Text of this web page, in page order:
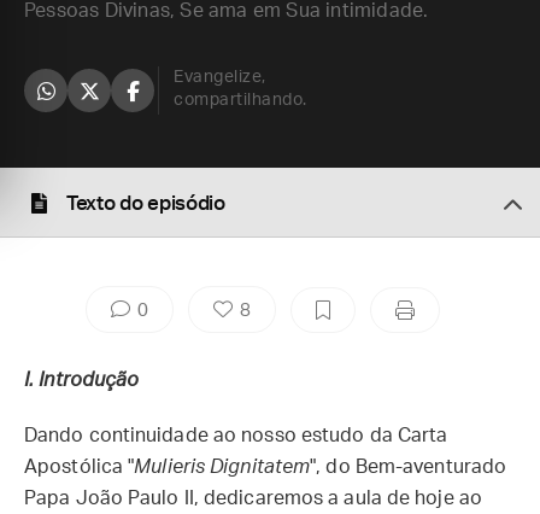
Pessoas Divinas, Se ama em Sua intimidade.
Evangelize,
compartilhando.
Texto do episódio
0 8
I. Introdução
Dando continuidade ao nosso estudo da Carta
Apostólica "Mulieris Dignitatem", do Bem-aventurado
Papa João Paulo II, dedicaremos a aula de hoje ao